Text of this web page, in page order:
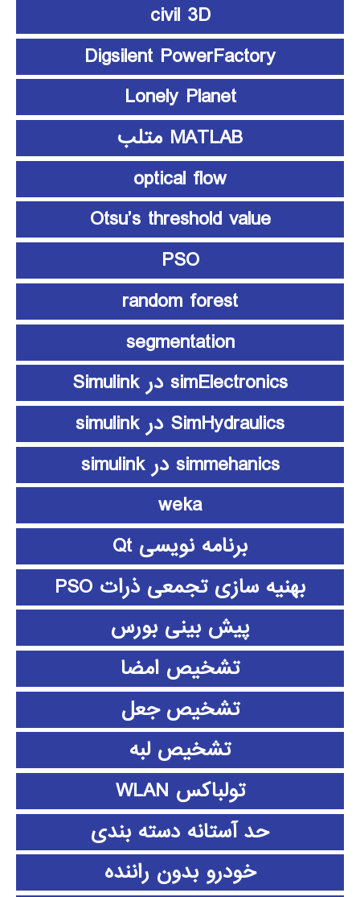
civil 3D
Digsilent PowerFactory
Lonely Planet
MATLAB متلب
optical flow
Otsu’s threshold value
PSO
random forest
segmentation
simElectronics در Simulink
SimHydraulics در simulink
simmehanics در simulink
weka
برنامه نویسی Qt
بهنیه سازی تجمعی ذرات PSO
پیش بینی بورس
تشخیص امضا
تشخیص جعل
تشخیص لبه
تولباکس WLAN
حد آستانه دسته بندی
خودرو بدون راننده